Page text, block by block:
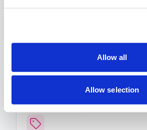
Allow all
Allow selection